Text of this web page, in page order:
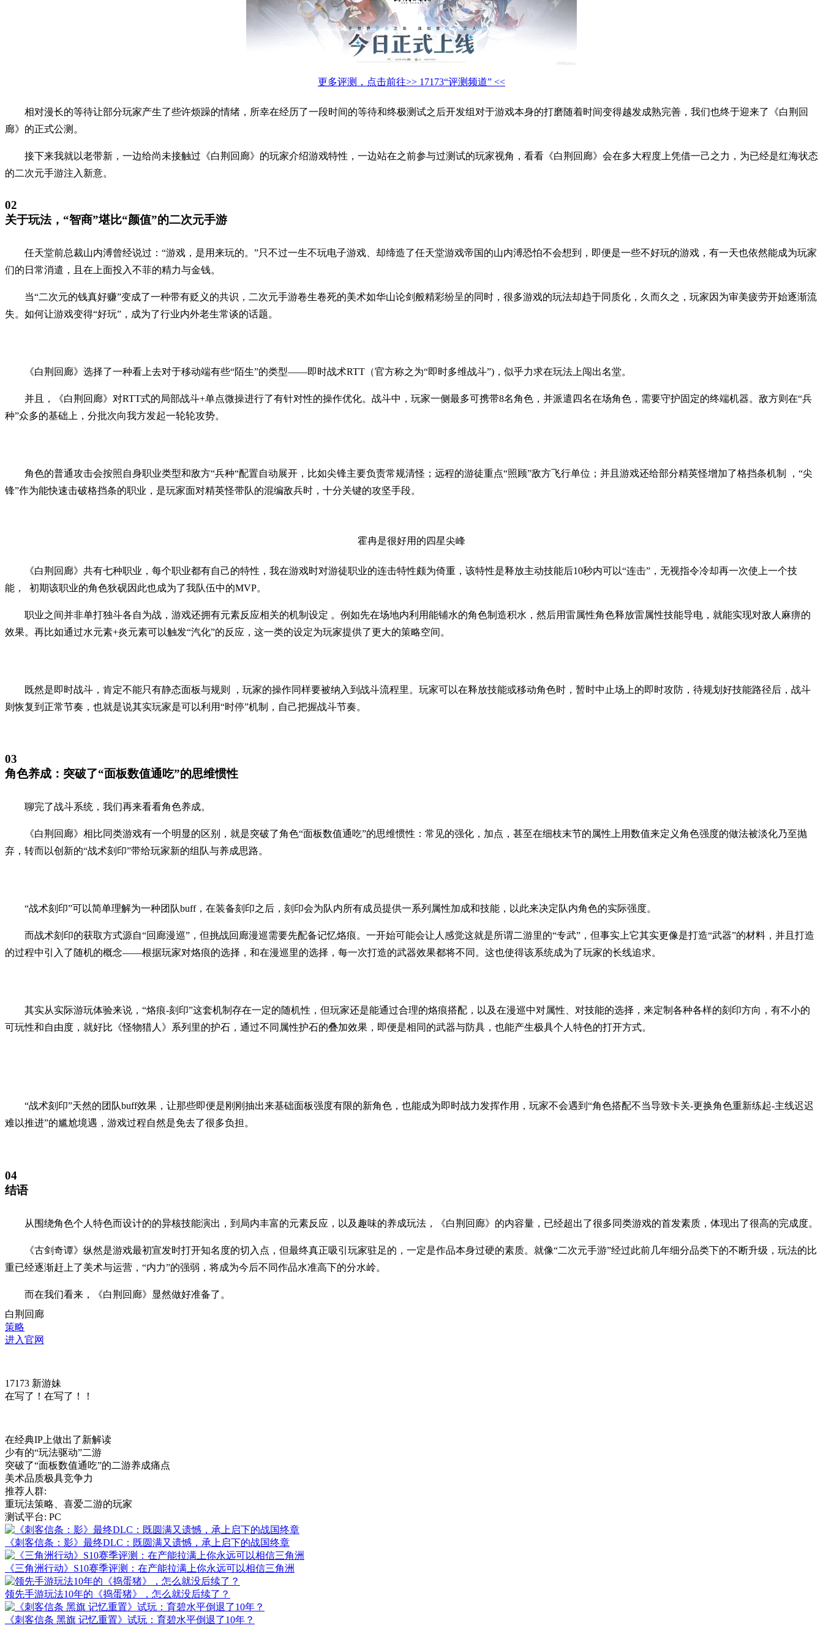
更多评测，点击前往>> 17173“评测频道” <<
相对漫长的等待让部分玩家产生了些许烦躁的情绪，所幸在经历了一段时间的等待和终极测试之后开发组对于游戏本身的打磨随着时间变得越发成熟完善，我们也终于迎来了《白荆回
廊》的正式公测。
接下来我就以老带新，一边给尚未接触过《白荆回廊》的玩家介绍游戏特性，一边站在之前参与过测试的玩家视角，看看《白荆回廊》会在多大程度上凭借一己之力，为已经是红海状态
的二次元手游注入新意。
02
关于玩法，“智商”堪比“颜值”的二次元手游
任天堂前总裁山内溥曾经说过：“游戏，是用来玩的。”只不过一生不玩电子游戏、却缔造了任天堂游戏帝国的山内溥恐怕不会想到，即便是一些不好玩的游戏，有一天也依然能成为玩家
们的日常消遣，且在上面投入不菲的精力与金钱。
当“二次元的钱真好赚”变成了一种带有贬义的共识，二次元手游卷生卷死的美术如华山论剑般精彩纷呈的同时，很多游戏的玩法却趋于同质化，久而久之，玩家因为审美疲劳开始逐渐流
失。如何让游戏变得“好玩”，成为了行业内外老生常谈的话题。
《白荆回廊》选择了一种看上去对于移动端有些“陌生”的类型——即时战术RTT（官方称之为“即时多维战斗”)，似乎力求在玩法上闯出名堂。
并且，《白荆回廊》对RTT式的局部战斗+单点微操进行了有针对性的操作优化。战斗中，玩家一侧最多可携带8名角色，并派遣四名在场角色，需要守护固定的终端机器。敌方则在“兵
种”众多的基础上，分批次向我方发起一轮轮攻势。
角色的普通攻击会按照自身职业类型和敌方“兵种“配置自动展开，比如尖锋主要负责常规清怪；远程的游徒重点“照顾”敌方飞行单位；并且游戏还给部分精英怪增加了格挡条机制 ，“尖
锋”作为能快速击破格挡条的职业，是玩家面对精英怪带队的混编敌兵时，十分关键的攻坚手段。
霍冉是很好用的四星尖峰
《白荆回廊》共有七种职业，每个职业都有自己的特性，我在游戏时对游徒职业的连击特性颇为倚重，该特性是释放主动技能后10秒内可以“连击”，无视指令冷却再一次使上一个技
能， 初期该职业的角色狄砚因此也成为了我队伍中的MVP。
职业之间并非单打独斗各自为战，游戏还拥有元素反应相关的机制设定 。例如先在场地内利用能铺水的角色制造积水，然后用雷属性角色释放雷属性技能导电，就能实现对敌人麻痹的
效果。再比如通过水元素+炎元素可以触发“汽化”的反应，这一类的设定为玩家提供了更大的策略空间。
既然是即时战斗，肯定不能只有静态面板与规则 ，玩家的操作同样要被纳入到战斗流程里。玩家可以在释放技能或移动角色时，暂时中止场上的即时攻防，待规划好技能路径后，战斗
则恢复到正常节奏，也就是说其实玩家是可以利用“时停”机制，自己把握战斗节奏。
03
角色养成：突破了“面板数值通吃”的思维惯性
聊完了战斗系统，我们再来看看角色养成。
《白荆回廊》相比同类游戏有一个明显的区别，就是突破了角色“面板数值通吃”的思维惯性：常见的强化，加点，甚至在细枝末节的属性上用数值来定义角色强度的做法被淡化乃至抛
弃，转而以创新的“战术刻印”带给玩家新的组队与养成思路。
“战术刻印”可以简单理解为一种团队buff，在装备刻印之后，刻印会为队内所有成员提供一系列属性加成和技能，以此来决定队内角色的实际强度。
而战术刻印的获取方式源自“回廊漫巡”，但挑战回廊漫巡需要先配备记忆烙痕。一开始可能会让人感觉这就是所谓二游里的“专武”，但事实上它其实更像是打造“武器”的材料，并且打造
的过程中引入了随机的概念——根据玩家对烙痕的选择，和在漫巡里的选择，每一次打造的武器效果都将不同。这也使得该系统成为了玩家的长线追求。
其实从实际游玩体验来说，“烙痕-刻印”这套机制存在一定的随机性，但玩家还是能通过合理的烙痕搭配，以及在漫巡中对属性、对技能的选择，来定制各种各样的刻印方向，有不小的
可玩性和自由度，就好比《怪物猎人》系列里的护石，通过不同属性护石的叠加效果，即便是相同的武器与防具，也能产生极具个人特色的打开方式。
“战术刻印”天然的团队buff效果，让那些即便是刚刚抽出来基础面板强度有限的新角色，也能成为即时战力发挥作用，玩家不会遇到“角色搭配不当导致卡关-更换角色重新练起-主线迟迟
难以推进”的尴尬境遇，游戏过程自然是免去了很多负担。
04
结语
从围绕角色个人特色而设计的的异核技能演出，到局内丰富的元素反应，以及趣味的养成玩法，《白荆回廊》的内容量，已经超出了很多同类游戏的首发素质，体现出了很高的完成度。
《古剑奇谭》纵然是游戏最初宣发时打开知名度的切入点，但最终真正吸引玩家驻足的，一定是作品本身过硬的素质。就像“二次元手游”经过此前几年细分品类下的不断升级，玩法的比
重已经逐渐赶上了美术与运营，“内力”的强弱，将成为今后不同作品水准高下的分水岭。
而在我们看来，《白荆回廊》显然做好准备了。
白荆回廊
策略
进入官网
17173 新游妹
在写了！在写了！！
在经典IP上做出了新解读
少有的“玩法驱动”二游
突破了“面板数值通吃”的二游养成痛点
美术品质极具竞争力
推荐人群:
重玩法策略、喜爱二游的玩家
测试平台: PC
《刺客信条：影》最终DLC：既圆满又遗憾，承上启下的战国终章
《三角洲行动》S10赛季评测：在产能拉满上你永远可以相信三角洲
领先手游玩法10年的《捣蛋猪》，怎么就没后续了？
《刺客信条 黑旗 记忆重置》试玩：育碧水平倒退了10年？